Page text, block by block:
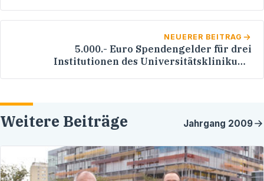
NEUERER BEITRAG
5.000.- Euro Spendengelder für drei
Institutionen des Universitätsklinikums
Weitere Beiträge Jahrgang 2009